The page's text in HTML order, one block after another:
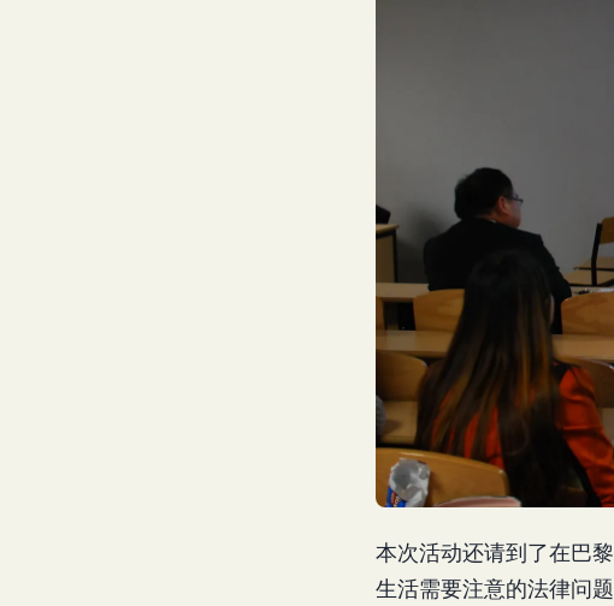
本次活动还请到了在巴
生活需要注意的法律问